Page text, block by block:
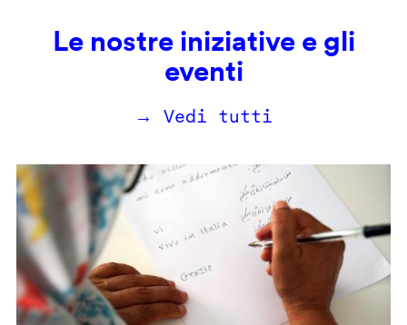
Le nostre iniziative e gli
eventi
→ Vedi tutti